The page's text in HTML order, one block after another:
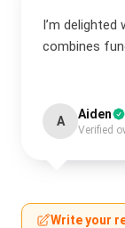
I’m
combines
A Aiden
Verified
Write your